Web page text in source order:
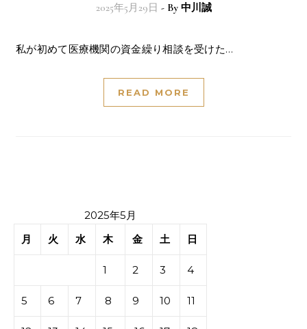
2025年5月29日 - By 中川誠
私が初めて医療機関の資金繰り相談を受けた…
READ MORE
2025年5月
月
火 水 木 金 土 日
1 2 3 4
5 6 7 8 9 10 11